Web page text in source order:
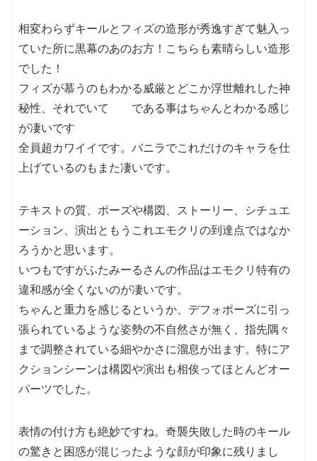
相変わらずキールとフィズの造形が秀逸すぎて魅入っ
ていた所に黒幕のあのお方！こちらも素晴らしい造形
でした！
フィズが慕うのもわかる威厳とどこか浮世離れした神
秘性、それでいて
である事はちゃんとわかる感じ
が凄いです
全員超カワイイです。バニラでこれだけのキャラを仕
上げているのもまた凄いです。
テキストの質、ポーズや構図、ストーリー、シチュエ
ーション、演出ともうこれエモクリの到達点ではなか
ろうかと思います。
いつもですがふたみーるさんの作品はエモクリ特有の
違和感が全くないのが凄いです。
ちゃんと重力を感じるというか、デフォポーズに引っ
張られているような姿勢の不自然さが無く、指先隅々
まで調整されている細やかさに溜息が出ます。特にア
クションシーンは構図や演出も相俟ってほとんどオー
パーツでした。
表情の付け方も絶妙ですね。奇襲失敗した時のキール
の驚きと困惑が混じったような顔が印象に残りまし